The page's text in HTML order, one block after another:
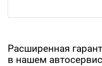
Расширенная
в нашем